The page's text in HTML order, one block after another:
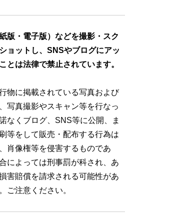
版・電子版）などを撮影・スク
ョットし、SNSやブログにアッ
とは法律で禁止されています。
物に掲載されている写真および
写真撮影やスキャン等を行なっ
なくブログ、SNS等に公開、ま
等をして販売・配布する行為は
肖像権等を侵害するものであ
によっては刑事罰が科され、あ
害賠償を請求される可能性があ
ご注意ください。